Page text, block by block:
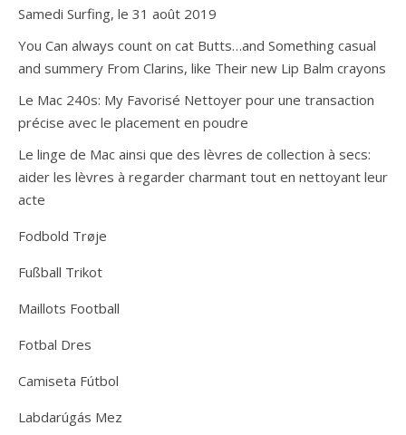
Samedi Surfing, le 31 août 2019
You Can always count on cat Butts…and Something casual
and summery From Clarins, like Their new Lip Balm crayons
Le Mac 240s: My Favorisé Nettoyer pour une transaction
précise avec le placement en poudre
Le linge de Mac ainsi que des lèvres de collection à secs:
aider les lèvres à regarder charmant tout en nettoyant leur
acte
Fodbold Trøje
Fußball Trikot
Maillots Football
Fotbal Dres
Camiseta Fútbol
Labdarúgás Mez